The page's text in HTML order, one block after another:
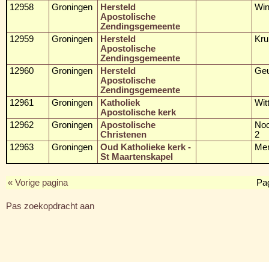
12958 Groningen
Hersteld
Apostolische
Zendingsgemeente
12959 Groningen
Hersteld
Apostolische
Zendingsgemeente
12960 Groningen
Hersteld
Apostolische
Zendingsgemeente
12961 Groningen
Katholiek
Apostolische kerk
12962 Groningen
Apostolische
Christenen
2
12963
Groningen
Oud Katholieke kerk -
St Maartenskapel
« Vorige pagina
Pas zoekopdracht aan